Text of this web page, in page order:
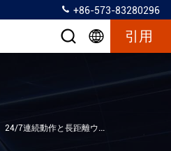
+86-573-83280296
引用
24/7連続動作と長距離ウォーキー・トークイ・ジャマー,ジャミング距離75m